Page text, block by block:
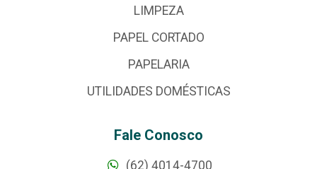
LIMPEZA
PAPEL CORTADO
PAPELARIA
UTILIDADES DOMÉSTICAS
Fale Conosco
(62) 4014-4700